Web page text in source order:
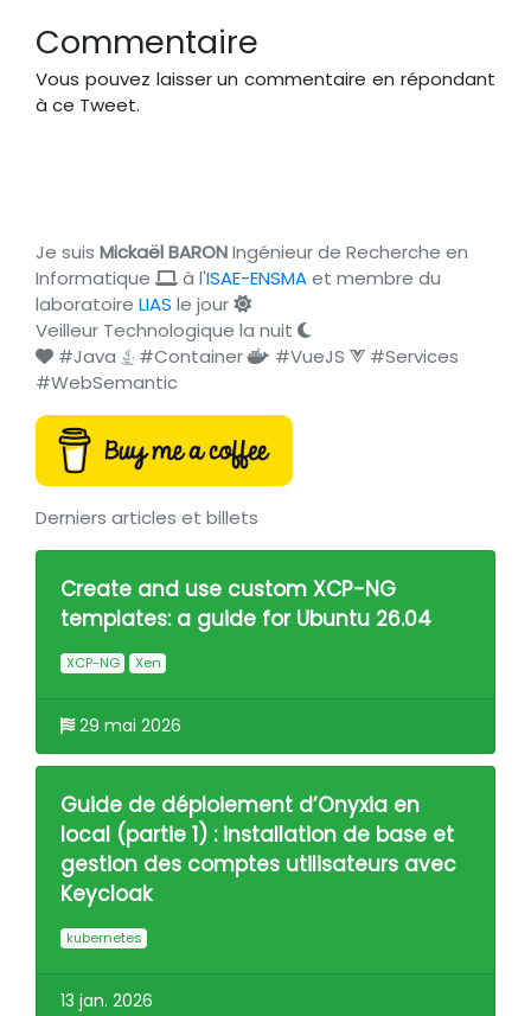
Commentaire
Vous pouvez laisser un commentaire en répondant
à ce Tweet.
Je suis Mickaël BARONIngénieur de Recherche en
Informatique
à l'ISAE-ENSMAet membre du
laboratoire LIAS le jour
Veilleur Technologique la nuit
#Java
#Container #VueJS
#Services
#WebSemantic
Derniers articles et billets
Create and use custom XCP-NG
templates: a guide for Ubuntu 26.04
XCP-NG Xen
29 mai 2026
Guide de déploiement d’Onyxia en
local (partie 1) : installation de base et
gestion des comptes utilisateurs avec
Keycloak
kubernetes
13 jan. 2026